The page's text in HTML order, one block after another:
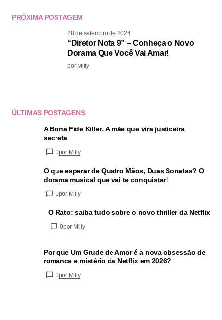
PRÓXIMA POSTAGEM
28 de setembro de 2024
“Diretor Nota 9” – Conheça o Novo
Dorama Que Você Vai Amar!
por Milly
ÚLTIMAS POSTAGENS
A Bona Fide Killer: A mãe que vira justiceira
secreta
0por Milly
O que esperar de Quatro Mãos, Duas Sonatas? O
dorama musical que vai te conquistar!
0por Milly
O Rato: saiba tudo sobre o novo thriller da Netflix
0por Milly
Por que Um Grude de Amor é a nova obsessão de
romance e mistério da Netflix em 2026?
0por Milly